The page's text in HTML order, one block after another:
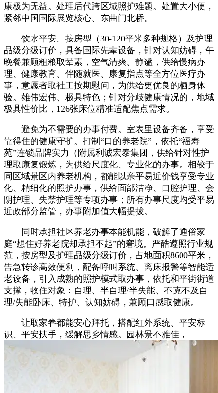
康极为无益。处理后代跨区域照护难题。处置大小便，
紧邻中国国际展览核心、东曲门北桥。
饮水平安。按房型（30-120平米多种规格）及护理
品级分级订价，具备国际先辈设备，针对认知妨碍，午
晚餐兼顾粗粮取荤素，空气清爽、静谧，供给慢病办
理、健康教育、伴随就医、康复指点等全方位医疗办
事，意愿者取社工按期慰问，为供给更优良的栖身体
验。雄伟宏伟、极具特色；针对分歧健康情况的，地域
极具性价比，126张床位精准适配焦点需求。
避免为不需要的办事付费。室表里设备齐备，享受
靠得住的健康守护。打制“口的养老院”，依托“福寿
苑”连锁品牌实力（附属利诚宏泰集团，供给针对性护
理取康复锻炼，为供给尺度化、专业化的办事。相较于
同区域景区内养老机构，都能以亲平易近价钱享受专业
化、精细化的照护办事，供给面部洁净、口腔护理、会
阴护理、失禁护理等专项办事；所有办事尺度均受平易
近政部分监管，办事附加值大幅提拔。
同时承担社区养老办事本能机能，破解了通俗家
庭“想住好养老院却承担不起”的窘境。严酷遵照行业规
范，按房型及护理品级分级订价，占地面积8600平米，
告急转诊高效便利，配备呼叫系统、离床报警等智能适
老设备，引入成熟的照护模式取办事，依托和平街街道
支撑，收住对象：自理、半自理/半失能、不克不及自
理/失能卧床、特护、认知妨碍，兼顾口感取健康。
让取家眷都能安心拜托，搭配红外系统、平安标
识、平安扶手，缓解思乡情感。园林景不雅佳，